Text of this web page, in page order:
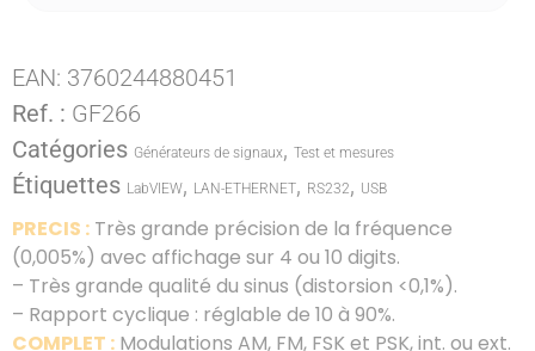
EAN: 3760244880451
Ref. : GF266
Catégories Générateurs de signaux, Test et mesures
Étiquettes LabVIEW, LAN-ETHERNET, RS232, USB
PRECIS : Très grande précision de la fréquence
(0,005%) avec affichage sur 4 ou 10 digits.
– Très grande qualité du sinus (distorsion <0,1%).
– Rapport cyclique : réglable de 10 à 90%.
COMPLET : Modulations AM, FM, FSK et PSK, int. ou ext.